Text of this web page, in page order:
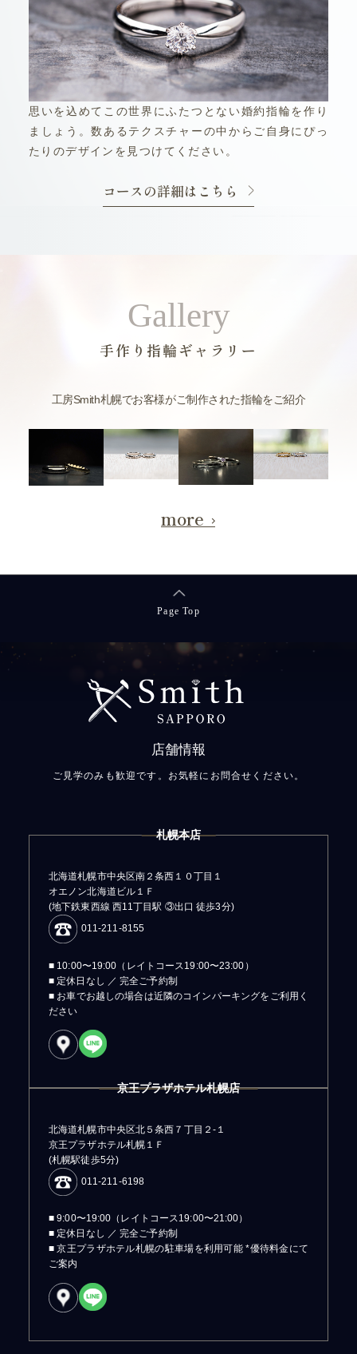
思いを込めてこの世界にふたつとない婚約指輪を作り
ましょう。数あるテクスチャーの中からご自身にぴっ
たりのデザインを見つけてください。
コースの詳細はこちら
Gallery
手作り指輪ギャラリー
工房Smith札幌でお客様がご制作された指輪をご紹介
more
Page Top
店舗情報
ご見学のみも歓迎です。お気軽にお問合せください。
札幌本店
北海道札幌市中央区南２条西１０丁目１
オエノン北海道ビル１Ｆ
(地下鉄東西線 西11丁目駅 ③出口 徒歩3分)
011-211-8155
■ 10:00〜19:00（レイトコース19:00〜23:00）
■ 定休日なし ／ 完全ご予約制
■ お車でお越しの場合は近隣のコインパーキングをご利用く
ださい
京王プラザホテル札幌店
北海道札幌市中央区北５条西７丁目２-１
京王プラザホテル札幌１Ｆ
(札幌駅徒歩5分)
011-211-6198
■ 9:00〜19:00（レイトコース19:00〜21:00）
■ 定休日なし ／ 完全ご予約制
■ 京王プラザホテル札幌の駐車場を利用可能 *優待料金にて
ご案内